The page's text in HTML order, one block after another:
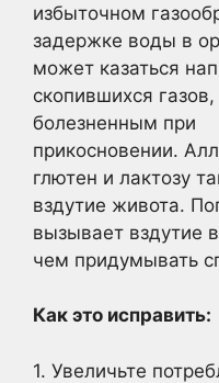
избыточном
задержке воды в
может казаться
скопившихся
болезненным при
прикосновении.
глютен и лактозу
вздутие живота.
вызывает вздутие
чем придумывать
Как это исправить:
1. Увеличьте